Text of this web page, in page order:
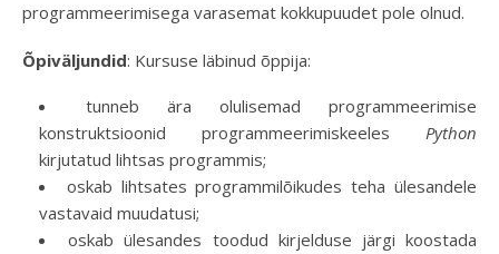
programmeerimisega varasemat kokkupuudet pole olnud.
Õpiväljundid: Kursuse läbinud õppija:
tunneb ära olulisemad programmeerimise
konstruktsioonid programmeerimiskeeles Python
kirjutatud lihtsas programmis;
oskab lihtsates programmilõikudes teha ülesandele
vastavaid muudatusi;
oskab ülesandes toodud kirjelduse järgi koostada